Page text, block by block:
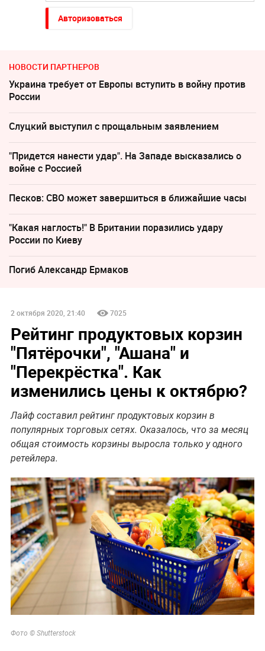
Авторизоваться
НОВОСТИ ПАРТНЕРОВ
Украина требует от Европы вступить в войну против
России
Слуцкий выступил с прощальным заявлением
"Придется нанести удар". На Западе высказались о
войне с Россией
Песков: СВО может завершиться в ближайшие часы
"Какая наглость!" В Британии поразились удару
России по Киеву
Погиб Александр Ермаков
2 октября 2020, 21:40 7025
Рейтинг продуктовых корзин
"Пятёрочки", "Ашана" и
"Перекрёстка". Как
изменились цены к октябрю?
Лайф составил рейтинг продуктовых корзин в
популярных торговых сетях. Оказалось, что за месяц
общая стоимость корзины выросла только у одного
ретейлера.
Фото © Shutterstock